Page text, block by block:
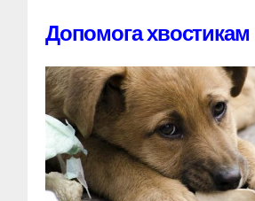
Допомога хвостикам